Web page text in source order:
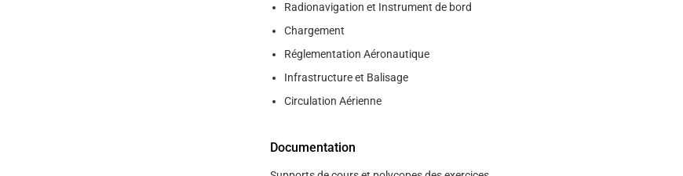
Radionavigation et Instrument de bord
Chargement
Réglementation Aéronautique
Infrastructure et Balisage
Circulation Aérienne
Documentation